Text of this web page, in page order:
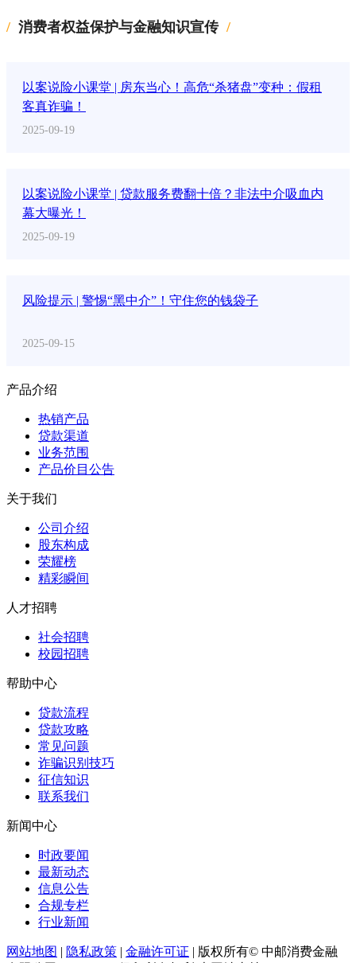
消费者权益保护与金融知识宣传
以案说险小课堂 | 房东当心！高危“杀猪盘”变种：假租
客真诈骗！
2025-09-19
以案说险小课堂 | 贷款服务费翻十倍？非法中介吸血内
幕大曝光！
2025-09-19
风险提示 | 警惕“黑中介”！守住您的钱袋子
2025-09-15
产品介绍
热销产品
贷款渠道
业务范围
产品价目公告
关于我们
公司介绍
股东构成
荣耀榜
精彩瞬间
人才招聘
社会招聘
校园招聘
帮助中心
贷款流程
贷款攻略
常见问题
诈骗识别技巧
征信知识
联系我们
新闻中心
时政要闻
最新动态
信息公告
合规专栏
行业新闻
网站地图 | 隐私政策 | 金融许可证 | 版权所有© 中邮消费金融